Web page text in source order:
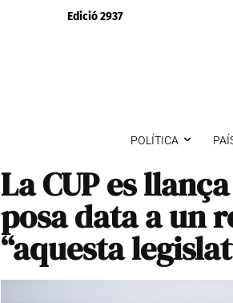
Edició 2937
POLÍTICA
La CUP es
posa data a un
“aquesta